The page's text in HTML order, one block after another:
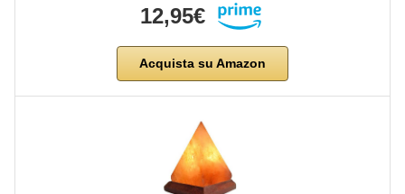
12,95€
Acquista su Amazon